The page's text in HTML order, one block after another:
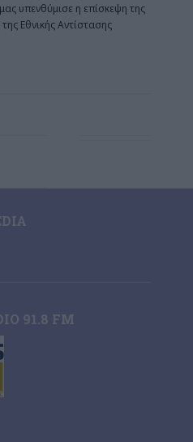
υπενθύμισε η επίσκεψη της
Εθνικής Αντίστασης
91.8 FM